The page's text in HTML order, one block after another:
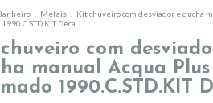
Metais
Kit chuveiro com desviador e ducha
Deca
com
manual Acqua Plus
1990.C.STD.KIT